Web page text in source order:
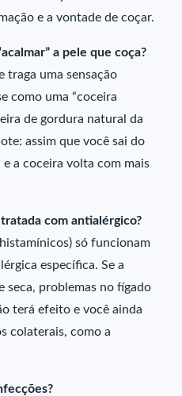
e a vontade de coçar.
a pele que coça?
traga uma sensação
como uma “coceira
de gordura natural da
assim que você sai do
e a coceira volta com mais
com antialérgico?
só funcionam
específica. Se a
seca, problemas no fígado
terá efeito e você ainda
colaterais, como a